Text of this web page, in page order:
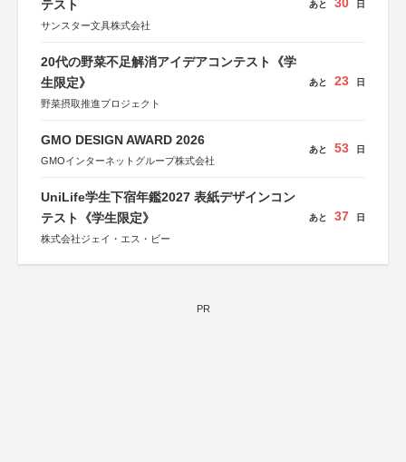
テスト
サンスター文具株式会社
あと 日
20代の野菜不足解消アイデアコンテスト《学
生限定》
野菜摂取推進プロジェクト
あと 23 日
GMO DESIGN AWARD 2026
GMOインターネットグループ株式会社
あと 53 日
UniLife学生下宿年鑑2027 表紙デザインコン
テスト《学生限定》
株式会社ジェイ・エス・ビー
あと 37 日
PR